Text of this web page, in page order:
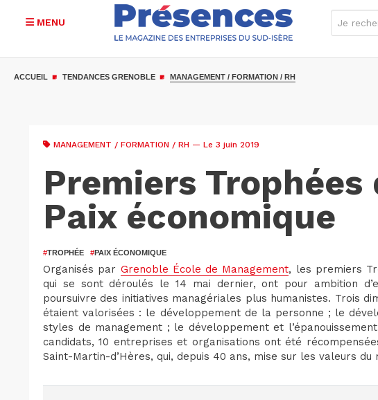
MENU
ACCUEIL TENDANCES GRENOBLE MANAGEMENT / FORMATION / RH
MANAGEMENT / FORMATION / RH — Le 3 juin 2019
Premiers Trophées
Paix économique
#TROPHÉE #PAIX ÉCONOMIQUE
Organisés par Grenoble École de Management, les premiers
qui se sont déroulés le 14 mai dernier, ont pour ambition
poursuivre des initiatives managériales plus humanistes. Trois
étaient valorisées : le développement de la personne ; le
styles de management ; le développement et
candidats, 10 entreprises et organisations ont été
Saint-Martin-d’Hères, qui, depuis 40 ans, mise sur les valeurs